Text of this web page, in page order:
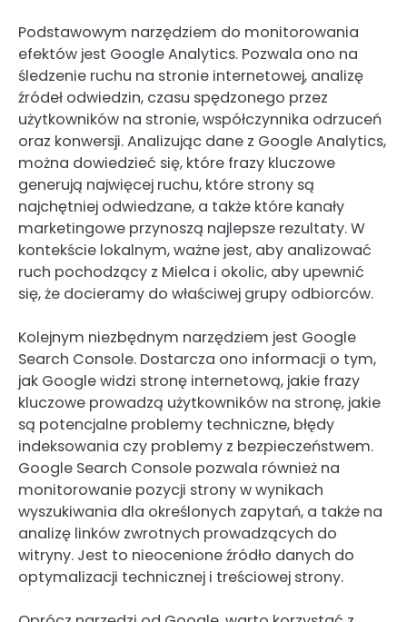
Podstawowym narzędziem do monitorowania
efektów jest Google Analytics. Pozwala ono na
śledzenie ruchu na stronie internetowej, analizę
źródeł odwiedzin, czasu spędzonego przez
użytkowników na stronie, współczynnika odrzuceń
oraz konwersji. Analizując dane z Google Analytics,
można dowiedzieć się, które frazy kluczowe
generują najwięcej ruchu, które strony są
najchętniej odwiedzane, a także które kanały
marketingowe przynoszą najlepsze rezultaty. W
kontekście lokalnym, ważne jest, aby analizować
ruch pochodzący z Mielca i okolic, aby upewnić
się, że docieramy do właściwej grupy odbiorców.
Kolejnym niezbędnym narzędziem jest Google
Search Console. Dostarcza ono informacji o tym,
jak Google widzi stronę internetową, jakie frazy
kluczowe prowadzą użytkowników na stronę, jakie
są potencjalne problemy techniczne, błędy
indeksowania czy problemy z bezpieczeństwem.
Google Search Console pozwala również na
monitorowanie pozycji strony w wynikach
wyszukiwania dla określonych zapytań, a także na
analizę linków zwrotnych prowadzących do
witryny. Jest to nieocenione źródło danych do
optymalizacji technicznej i treściowej strony.